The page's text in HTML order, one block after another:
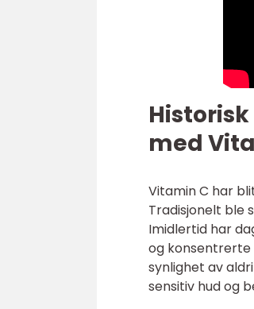
med
Vitamin C har
Tradisjonelt ble
Imidlertid har
og konsentrerte
synlighet av
sensitiv hud og